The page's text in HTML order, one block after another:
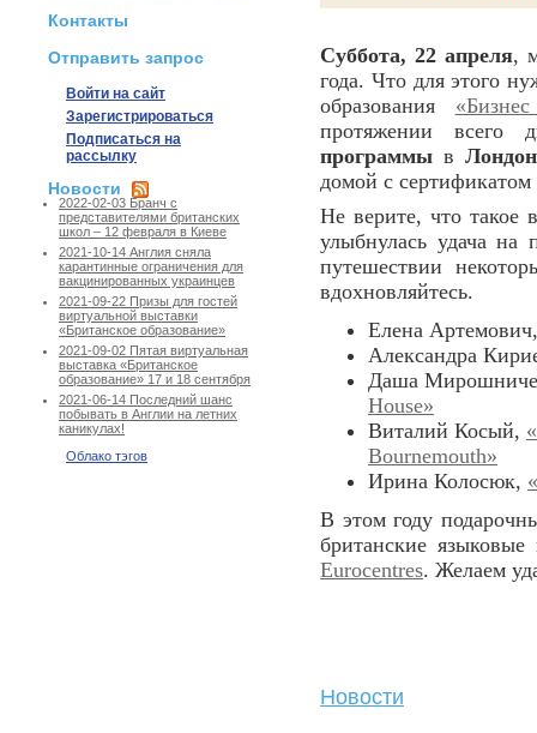
Контакты
Отправить запрос
Войти на сайт
Зарегистрироваться
Подписаться на
рассылку
Новости
2022-02-03 Бранч с
представителями британских
школ – 12 февраля в Киеве
2021-10-14 Англия сняла
карантинные ограничения для
вакцинированных украинцев
2021-09-22 Призы для гостей
виртуальной выставки
«Британское образование»
2021-09-02 Пятая виртуальная
выставка «Британское
образование» 17 и 18 сентября
2021-06-14 Последний шанс
побывать в Англии на летних
каникулах!
Облако тэгов
Суббота, 22 апреля,
года. Что для этого
образования
протяжении всего
программы в
домой с
Не верите, что такое
улыбнулась удача
путешествии
вдохновляйтесь.
Елена
Александра
Даша
House»
Виталий Косый,
Bournemouth»
Ирина Колосюк,
В этом году
британские
Eurocentres. Желаем
Новости